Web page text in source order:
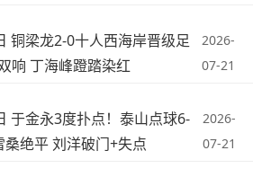
铜梁龙2-0十人西海岸晋级足
响 丁海峰蹬踏染红
2026-
07-21
于金永3度扑点！泰山点球6-
绝平 刘洋破门+失点
2026-
07-21